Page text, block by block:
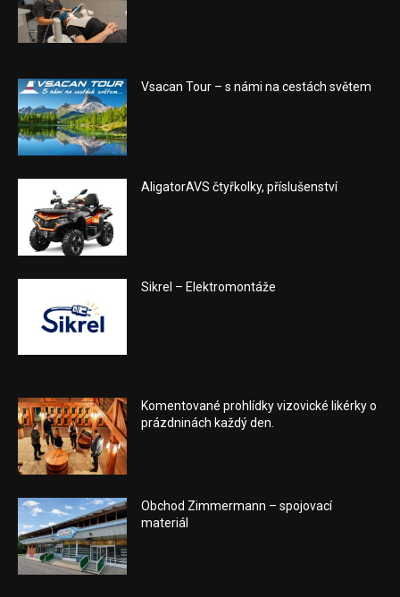
Vsacan Tour – s námi na cestách světem
AligatorAVS čtyřkolky, příslušenství
Sikrel – Elektromontáže
Komentované prohlídky vizovické likérky o
prázdninách každý den.
Obchod Zimmermann – spojovací
materiál